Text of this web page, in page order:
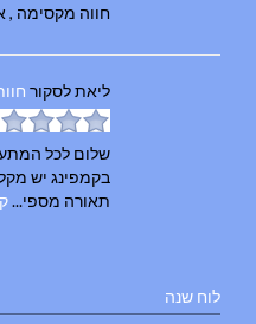
חווה מקסימה ,
ליאתלסקור
שלום לכל
בקמפינג יש
תאורה מספי...
לוח שנה